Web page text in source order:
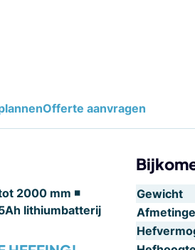
Offerte aanvragen
2000 mm ◾
lithiumbatterij
Gewicht